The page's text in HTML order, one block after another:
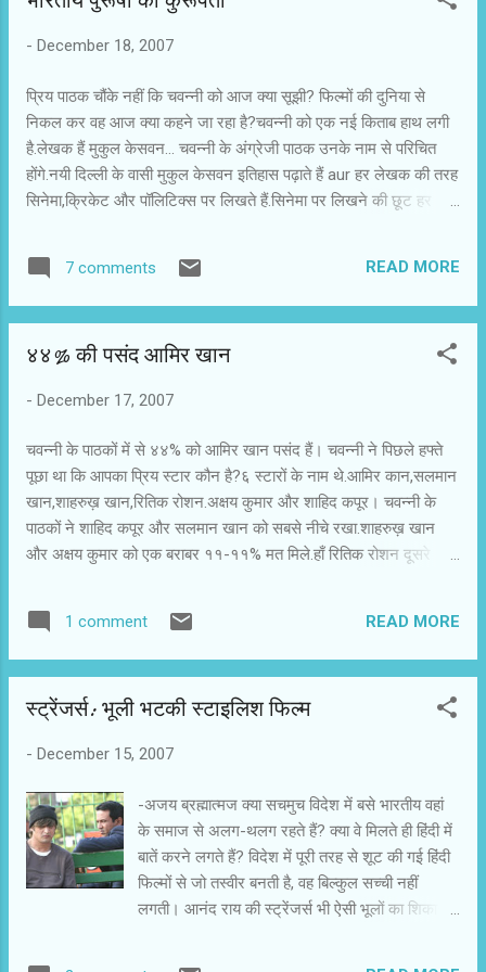
को फ़ोन किया.उसे विश्वास था कि उन्हें ज़रूर पता होगा.उनहोंने कहा कि हाँ
- December 18, 2007
प्रिय पाठक चौंके नहीं कि चवन्नी को आज क्या सूझी? फिल्मों की दुनिया से
निकल कर वह आज क्या कहने जा रहा है?चवन्नी को एक नई किताब हाथ लगी
है.लेखक हैं मुकुल केसवन... चवन्नी के अंग्रेजी पाठक उनके नाम से परिचित
होंगे.नयी दिल्ली के वासी मुकुल केसवन इतिहास पढ़ाते हैं aur हर लेखक की तरह
सिनेमा,क्रिकेट और पॉलिटिक्स पर लिखते हैं.सिनेमा पर लिखने की छूट हर
सिनेमा का ज़िक्र करें,अगर वह आपकी जानकारी में इजाफा न करे तो चवन्नी
अपनी खनक खोने को तैयार है। बहरहाल,मुकुल केसवन की नयी किताब आई
का नाम उन्होने रखा है भारतीय पुरूषों की कुरूपता और अन्य सादृश्य॥(the
में उनहोंने विस्तार से पुरूषों की कुरूपता की चर्चा की है.अगर यह किताब किसी
पुरुष ही अपने समूह को आईना दिखा रहा है.वह आगे ब...
7 comments READ MORE
४४% की पसंद आमिर खान
- December 17, 2007
चवन्नी के पाठकों में से ४४% को आमिर खान पसंद हैं। चवन्नी ने पिछले हफ्ते
पूछा था कि आपका प्रिय स्टार कौन है?६ स्टारों के नाम थे.आमिर कान,सलमान
खान,शाहरुख़ खान,रितिक रोशन.अक्षय कुमार और शाहिद कपूर। चवन्नी के
पाठकों ने शाहिद कपूर और सलमान खान को सबसे नीचे रखा.शाहरुख़ खान
और अक्षय कुमार को एक बराबर ११-११% मत मिले.हाँ रितिक रोशन दूसरे
को.उन्हें चवन्नी के ४४% पाठकों ने पसंद किया। आप भी अपनी पसंद दर्ज कर
सकते हैं.
1 comment READ MORE
स्ट्रेंजर्स: भूली भटकी स्टाइलिश फिल्म
- December 15, 2007
-अजय ब्रह्मात्मज क्या सचमुच विदेश में बसे भारतीय वहां
के समाज से अलग-थलग रहते हैं? क्या वे मिलते ही हिंदी में
बातें करने लगते हैं? विदेश में पूरी तरह से शूट की गई हिंदी
फिल्मों से जो तस्वीर बनती है, वह बिल्कुल सच्ची नहीं
लगती। आनंद राय की स्ट्रेंजर्स भी ऐसी भूलों का शिकार